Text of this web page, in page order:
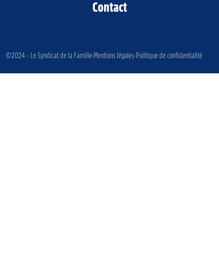
Contact
©2024 - Le Syndicat de la Famille Mentions légales Politique de confidentialité